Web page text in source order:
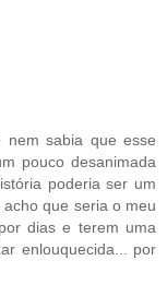
nem sabia que esse
pouco desanimada
poderia ser um
que seria o meu
dias e terem uma
enlouquecida... por